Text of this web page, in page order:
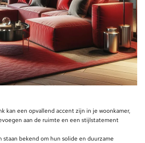
kan een opvallend accent zijn in je woonkamer,
aan de ruimte en een stijlstatement
staan bekend om hun solide en duurzame